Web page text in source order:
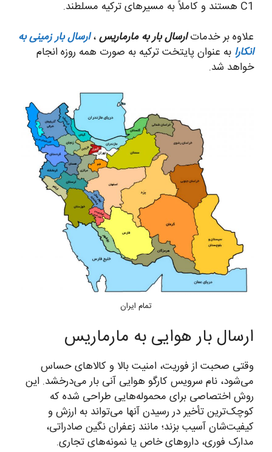
C1 هستند و کاملاً به مسیرهای ترکیه مسلطند.
علاوه بر خدماتارسال بار به مارماریس،ارسال بار زمینی به
انکارا به عنوان پایتخت ترکیه به صورت همه روزه انجام
خواهد شد.
تمام ایران
ارسال بار هوایی به مارماریس
وقتی صحبت از فوریت، امنیت بالا و کالاهای حساس
می‌شود، نام سرویس کارگو هوایی آنی بار می‌درخشد. این
روش اختصاصی برای محموله‌هایی طراحی شده که
کوچک‌ترین تأخیر در رسیدن آنها می‌تواند به ارزش و
کیفیت‌شان آسیب بزند؛ مانند زعفران نگین صادراتی،
مدارک فوری، داروهای خاص یا نمونه‌های تجاری.